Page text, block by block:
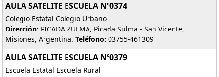
AULA SATELITE ESCUELA Nº0374
Colegio Estatal Colegio Urbano
Dirección: PICADA ZULMA, Picada Sulma - San Vicente,
Misiones, Argentina. Teléfono: 03755-461309
AULA SATELITE ESCUELA Nº0379
Escuela Estatal Escuela Rural